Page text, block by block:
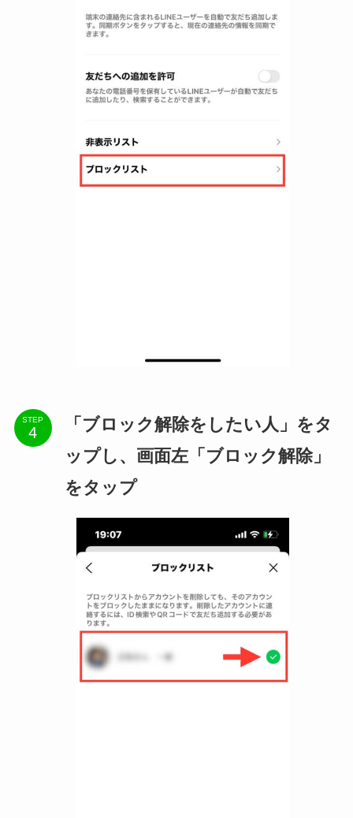
STEP
「ブロック解除をしたい人」をタ
ップし、画面左「ブロック解除」
をタップ